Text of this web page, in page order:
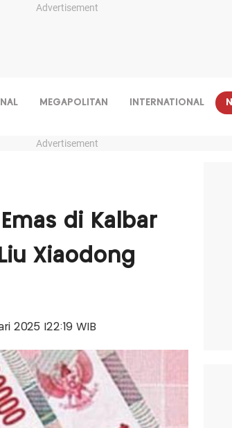
Advertisement
MEGAPOLITAN INTERNATIONAL
Advertisement
di Kalbar
Xiaodong
2025 |22:19 WIB